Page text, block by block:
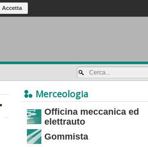
Merceologia
Officina meccanica ed
elettrauto
Gommista
Accetta